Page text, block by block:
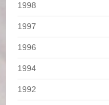
1998
1997
1996
1994
1992